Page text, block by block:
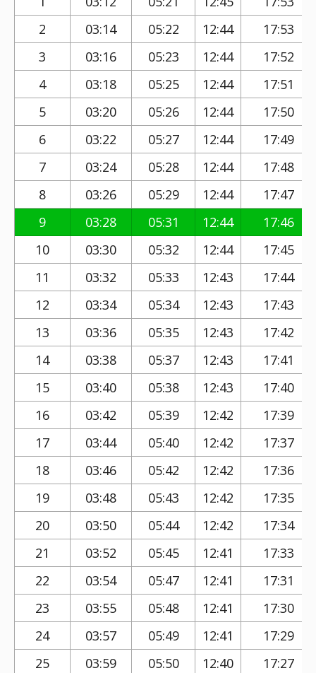
2
03:14 05:22 12:44
17:53
3
03:16 05:23 12:44
17:52
4
03:18 05:25 12:44
17:51
5
03:20 05:26 12:44
17:50
6
03:22 05:27 12:44
17:49
7
03:24 05:28 12:44
17:48
8
03:26 05:29 12:44
17:47
9
03:28 05:31 12:44
17:46
10
03:30 05:32 12:44
17:45
11
03:32 05:33 12:43
17:44
12
03:34 05:34 12:43
17:43
13
03:36 05:35 12:43
17:42
14
03:38 05:37 12:43
17:41
15
03:40 05:38 12:43
17:40
16
03:42 05:39 12:42
17:39
17
03:44 05:40 12:42
17:37
18
03:46 05:42 12:42
17:36
19
03:48 05:43 12:42
17:35
20
03:50 05:44 12:42
17:34
21
03:52 05:45 12:41
17:33
22
03:54 05:47 12:41
17:31
23
03:55 05:48 12:41
17:30
24
03:57 05:49 12:41
17:29
25
03:59 05:50 12:40 17:27